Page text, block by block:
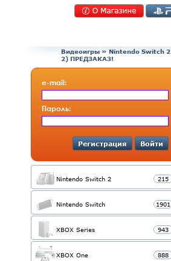
Видеоигры » Nintendo Switch 2
2) ПРЕДЗАКАЗ!
e-mail:
Пароль:
Регистрация Войти
Nintendo Switch 2 215
Nintendo Switch 1901
XBOX Series 943
XBOX One 888